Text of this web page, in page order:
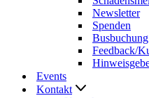
Newsletter
Spenden
Busbuchung
Feedback/
Events
Kontakt